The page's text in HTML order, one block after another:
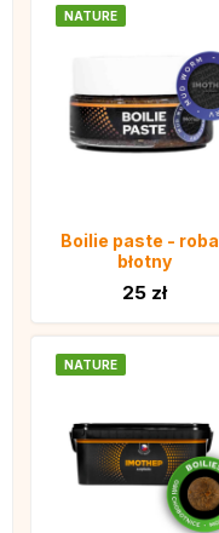
NATURE
Boilie paste -
błotny
25 zł
NATURE